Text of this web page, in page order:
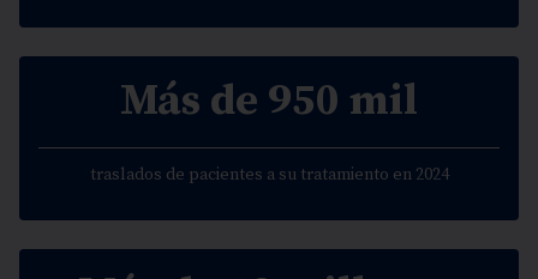
Más de 950 mil
traslados de pacientes a su tratamiento en 2024